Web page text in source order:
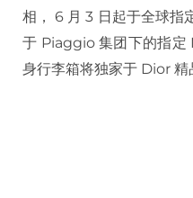
相， 6 月 3 日起于全球指
于 Piaggio 集团下的指
身行李箱将独家于 Dior 精